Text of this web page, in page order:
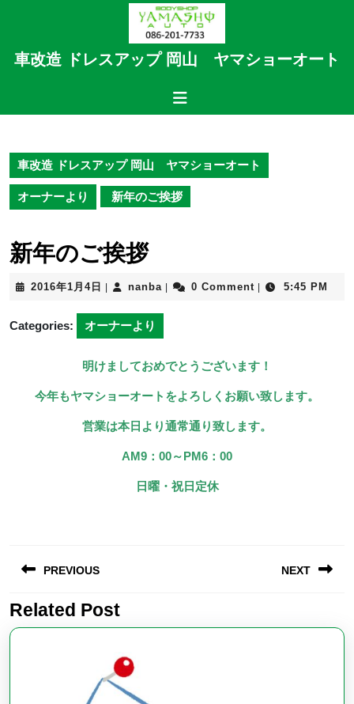
車改造 ドレスアップ 岡山 ヤマショーオート
車改造 ドレスアップ 岡山 ヤマショーオート
オーナーより 新年のご挨拶
新年のご挨拶
2016年1月4日 2016
1
月
日
nanba nanba0 Comment 5:45 PM
Categories: オーナーより
明けましておめでとうございます！
今年もヤマショーオートをよろしくお願い致します。
営業は本日より通常通り致します。
AM9：00～PM6：00
日曜・祝日定休
稿
ナ
ビ
PREVIOUS
Previous
post:
NEXT
post:
Related Post